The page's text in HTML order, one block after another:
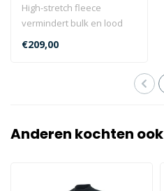
High-stretch fleece
vermindert bulk en lood
eisen.
€209,00
Anderen kochten ook